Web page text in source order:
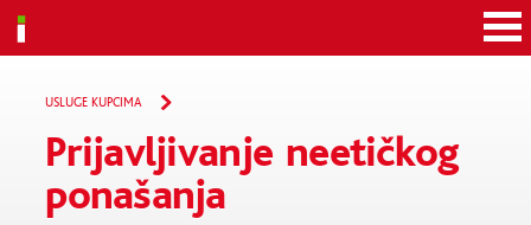
USLUGE KUPCIMA
Prijavljivanje neetičkog
ponašanja